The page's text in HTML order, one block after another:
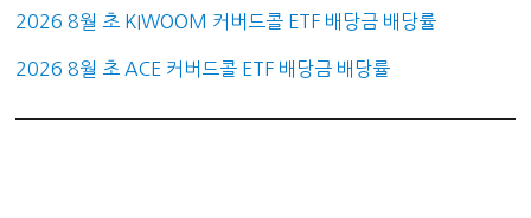
2026 8월 초 KIWOOM 커버드콜 ETF 배당금 배당률
2026 8월 초 ACE 커버드콜 ETF 배당금 배당률